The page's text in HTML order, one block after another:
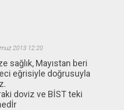
2013 12:20
sağlık, Mayıstan beri
eğrisiyle doğrusuyla
doviz ve BİST teki